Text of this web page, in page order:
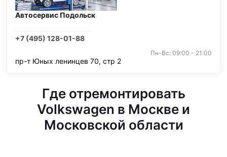
Автосервис Подольск
+7 (495) 128-01-88
Пн-Вс: 09:00 - 21:00
пр-т Юных ленинцев 70, стр 2
Где отремонтировать
Volkswagen в Москве и
Московской области